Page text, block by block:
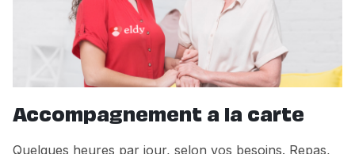
Accompagnement a la carte
Quelques heures par jour, selon vos besoins. Repas,